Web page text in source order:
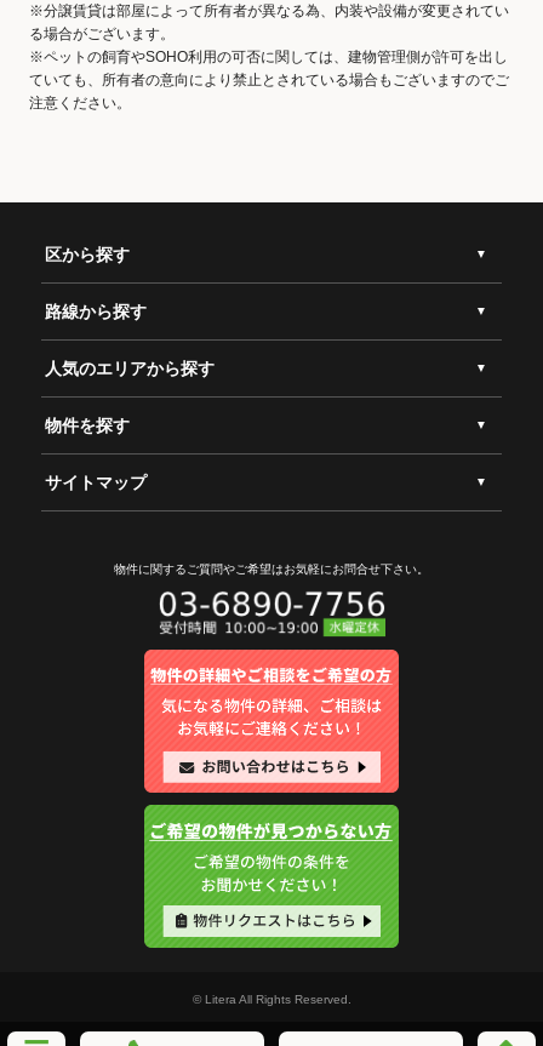
※分譲賃貸は部屋によって所有者が異なる為、内装や設備が変更されてい
る場合がございます。
※ペットの飼育やSOHO利用の可否に関しては、建物管理側が許可を出し
ていても、所有者の意向により禁止とされている場合もございますのでご
注意ください。
区から探す
路線から探す
人気のエリアから探す
物件を探す
サイトマップ
物件に関するご質問やご希望はお気軽にお問合せ下さい。
© Litera All Rights Reserved.